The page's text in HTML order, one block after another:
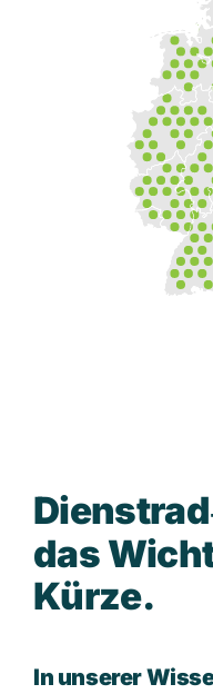
Dienstrad
das Wich
Kürze.
In unserer